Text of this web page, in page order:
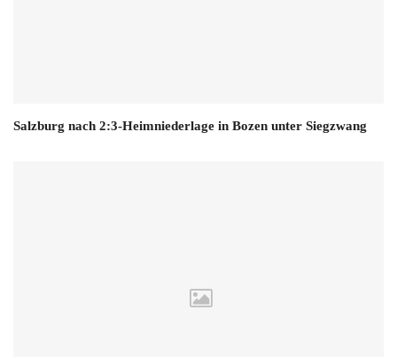
Salzburg nach 2:3-Heimniederlage in Bozen unter Siegzwang